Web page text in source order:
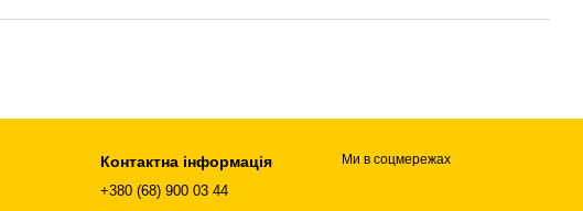
Контактна інформація
+380 (68) 900 03 44
Ми в соцмережах